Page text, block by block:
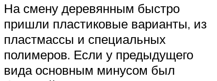
На смену деревянным быстро
пришли пластиковые варианты, из
пластмассы и специальных
полимеров. Если у предыдущего
вида основным минусом был